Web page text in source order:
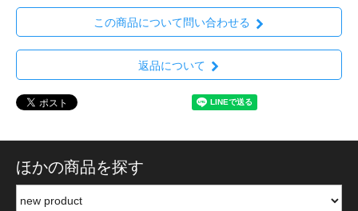
この商品について問い合わせる
返品について
ほかの商品を探す